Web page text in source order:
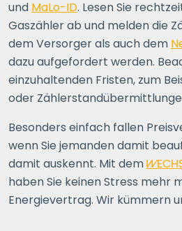
und MaLo-ID. Lesen Sie
Gaszähler ab und melden die
dem Versorger als auch dem
dazu aufgefordert werden.
einzuhaltenden Fristen, zum
oder
Besonders einfach fallen
wenn Sie jemanden damit
damit auskennt. Mit dem
haben Sie keinen Stress mehr
Energievertrag. Wir kümmern